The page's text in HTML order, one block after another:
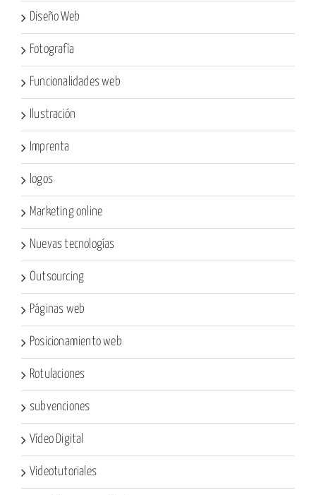
Diseño Web
Fotografía
Funcionalidades web
Ilustración
Imprenta
logos
Marketing online
Nuevas tecnologías
Outsourcing
Páginas web
Posicionamiento web
Rotulaciones
subvenciones
Vídeo Digital
Videotutoriales